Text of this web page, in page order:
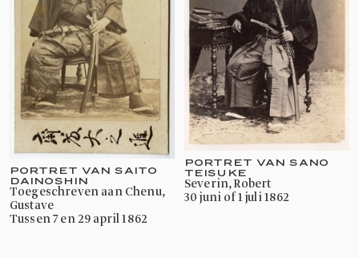
PORTRET VAN SAITO
DAINOSHIN
toegeschreven aan Chenu,
Gustave
tussen 7 en 29 april 1862
PORTRET VAN SANO
TEISUKE
Severin, Robert
30 juni of 1 juli 1862